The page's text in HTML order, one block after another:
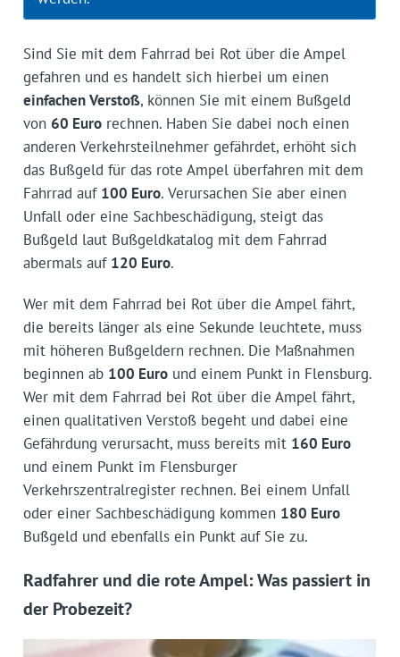
Sind Sie mit dem Fahrrad bei Rot über die Ampel
gefahren und es handelt sich hierbei um einen
einfachen Verstoß, können Sie mit einem Bußgeld
von 60 Eurorechnen. Haben Sie dabei noch einen
anderen Verkehrsteilnehmer gefährdet, erhöht sich
das Bußgeld für das rote Ampel überfahren mit dem
Fahrrad auf 100 Euro. Verursachen Sie aber einen
Unfall oder eine Sachbeschädigung, steigt das
Bußgeld laut Bußgeldkatalog mit dem Fahrrad
abermals auf 120 Euro.
Wer mit dem Fahrrad bei Rot über die Ampel fährt,
die bereits länger als eine Sekunde leuchtete, muss
mit höheren Bußgeldern rechnen. Die Maßnahmen
beginnen ab 100 Euround einem Punkt in Flensburg.
Wer mit dem Fahrrad bei Rot über die Ampel fährt,
einen qualitativen Verstoß begeht und dabei eine
Gefährdung verursacht, muss bereits mit 160 Euro
und einem Punkt im Flensburger
Verkehrszentralregister rechnen. Bei einem Unfall
oder einer Sachbeschädigung kommen 180 Euro
Bußgeld und ebenfalls ein Punkt auf Sie zu.
Radfahrer und die rote Ampel: Was passiert in
der Probezeit?